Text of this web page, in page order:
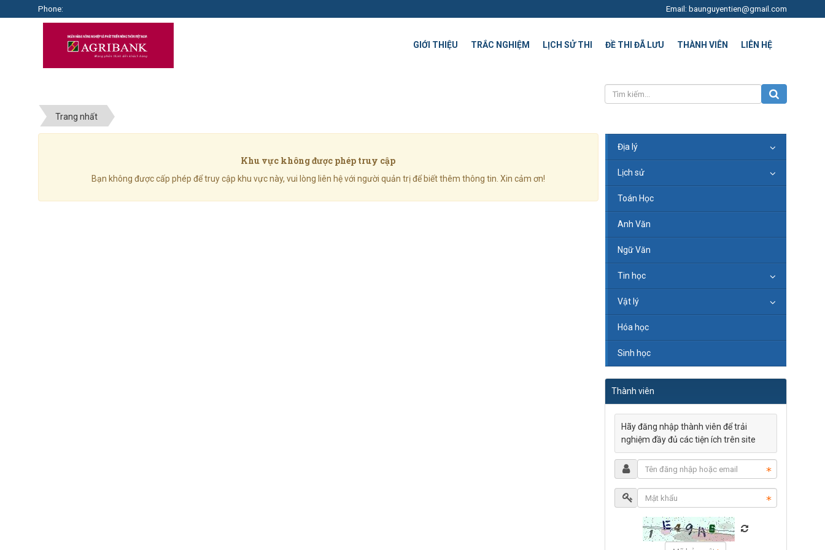
Phone: Email: baunguyentien@gmail.com
GIỚI THIỆU TRẮC NGHIỆM LỊCH SỬ THI ĐỀ THI ĐÃ LƯU THÀNH VIÊN LIÊN HỆ
Trang nhất
Khu vực không được phép truy cập
Bạn không được cấp phép để truy cập khu vực này, vui lòng liên hệ với người quản trị để biết thêm thông tin. Xin cảm ơn!
Địa lý
Lịch sử
Toán Học
Anh Văn
Ngữ Văn
Tin học
Vật lý
Hóa học
Sinh học
Thành viên
Hãy đăng nhập thành viên để trải
nghiệm đầy đủ các tiện ích trên site